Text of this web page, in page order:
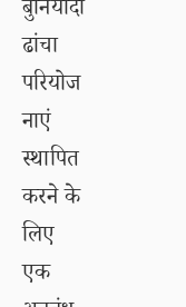
बुनियादी
ढांचा
परियोज
नाएं
स्थापित
करने के
लिए
एक